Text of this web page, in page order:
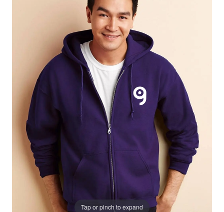
Tap or pinch to expand